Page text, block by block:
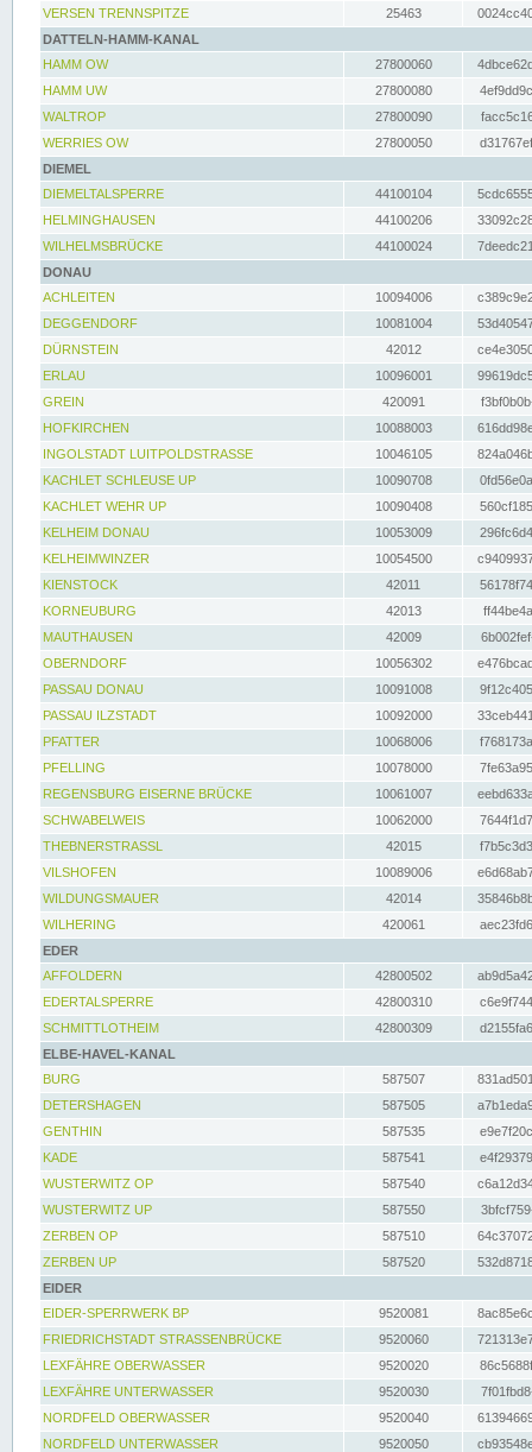
VERSEN TRENNSPITZE
25463
DATTELN-HAMM-KANAL
HAMM OW
27800060
HAMM UW
27800080
WALTROP
27800090
WERRIES OW
27800050
DIEMEL
DIEMELTALSPERRE
44100104
HELMINGHAUSEN
44100206
WILHELMSBRÜCKE
44100024
DONAU
ACHLEITEN
10094006
DEGGENDORF
10081004
DÜRNSTEIN
42012
ERLAU
10096001
GREIN
420091
HOFKIRCHEN
10088003
INGOLSTADT LUITPOLDSTRASSE
10046105
KACHLET SCHLEUSE UP
10090708
KACHLET WEHR UP
10090408
KELHEIM DONAU
10053009
KELHEIMWINZER
10054500
KIENSTOCK
42011
KORNEUBURG
42013
MAUTHAUSEN
42009
OBERNDORF
10056302
PASSAU DONAU
10091008
PASSAU ILZSTADT
10092000
PFATTER
10068006
PFELLING
10078000
REGENSBURG EISERNE BRÜCKE
10061007
SCHWABELWEIS
10062000
THEBNERSTRASSL
42015
VILSHOFEN
10089006
WILDUNGSMAUER
42014
WILHERING
420061
EDER
AFFOLDERN
42800502
EDERTALSPERRE
42800310
SCHMITTLOTHEIM
42800309
ELBE-HAVEL-KANAL
BURG
587507
DETERSHAGEN
587505
GENTHIN
587535
KADE
587541
WUSTERWITZ OP
587540
WUSTERWITZ UP
587550
ZERBEN OP
587510
ZERBEN UP
587520
EIDER
EIDER-SPERRWERK BP
9520081
FRIEDRICHSTADT STRASSENBRÜCKE
9520060
LEXFÄHRE OBERWASSER
9520020
LEXFÄHRE UNTERWASSER
9520030
NORDFELD OBERWASSER
9520040
NORDFELD UNTERWASSER
9520050